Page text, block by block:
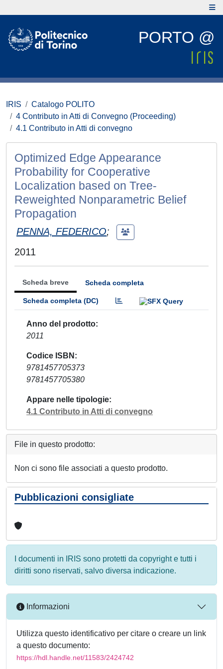
PORTO @
IRIS
Catalogo POLITO
4 Contributo in Atti di Convegno (Proceeding)
4.1 Contributo in Atti di convegno
Optimized Edge Appearance
Probability for Cooperative
Localization based on Tree-
Reweighted Nonparametric Belief
Propagation
PENNA, FEDERICO;
2011
Scheda breve Scheda completa
Scheda completa (DC)
Anno del prodotto
2011
Codice ISBN
9781457705373
9781457705380
Appare nelle tipologie
4.1 Contributo in Atti di convegno
File in questo prodotto:
Non ci sono file associati a questo prodotto.
Pubblicazioni consigliate
I documenti in IRIS sono protetti da copyright e tutti i
diritti sono riservati, salvo diversa indicazione.
Informazioni
Utilizza questo identificativo per citare o creare un link
a questo documento:
https://hdl.handle.net/11583/2424742